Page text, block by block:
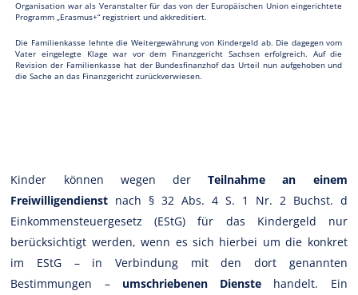
Organisation war als Veranstalter für das von der Europäischen Union eingerichtete
Programm „Erasmus+“ registriert und akkreditiert.
Die Familienkasse lehnte die Weitergewährung von Kindergeld ab. Die dagegen vom
Vater eingelegte Klage war vor dem Finanzgericht Sachsen erfolgreich. Auf die
Revision der Familienkasse hat der Bundesfinanzhof das Urteil nun aufgehoben und
die Sache an das Finanzgericht zurückverwiesen.
Kinder können wegen derTeilnahme an einem
Freiwilligendienst nach § 32 Abs. 4 S. 1 Nr. 2 Buchst. d
Einkommensteuergesetz (EStG) für das Kindergeld nur
berücksichtigt werden, wenn es sich hierbei um die konkret
im EStG – in Verbindung mit den dort genannten
Bestimmungen – umschriebenen Dienste handelt. Ein